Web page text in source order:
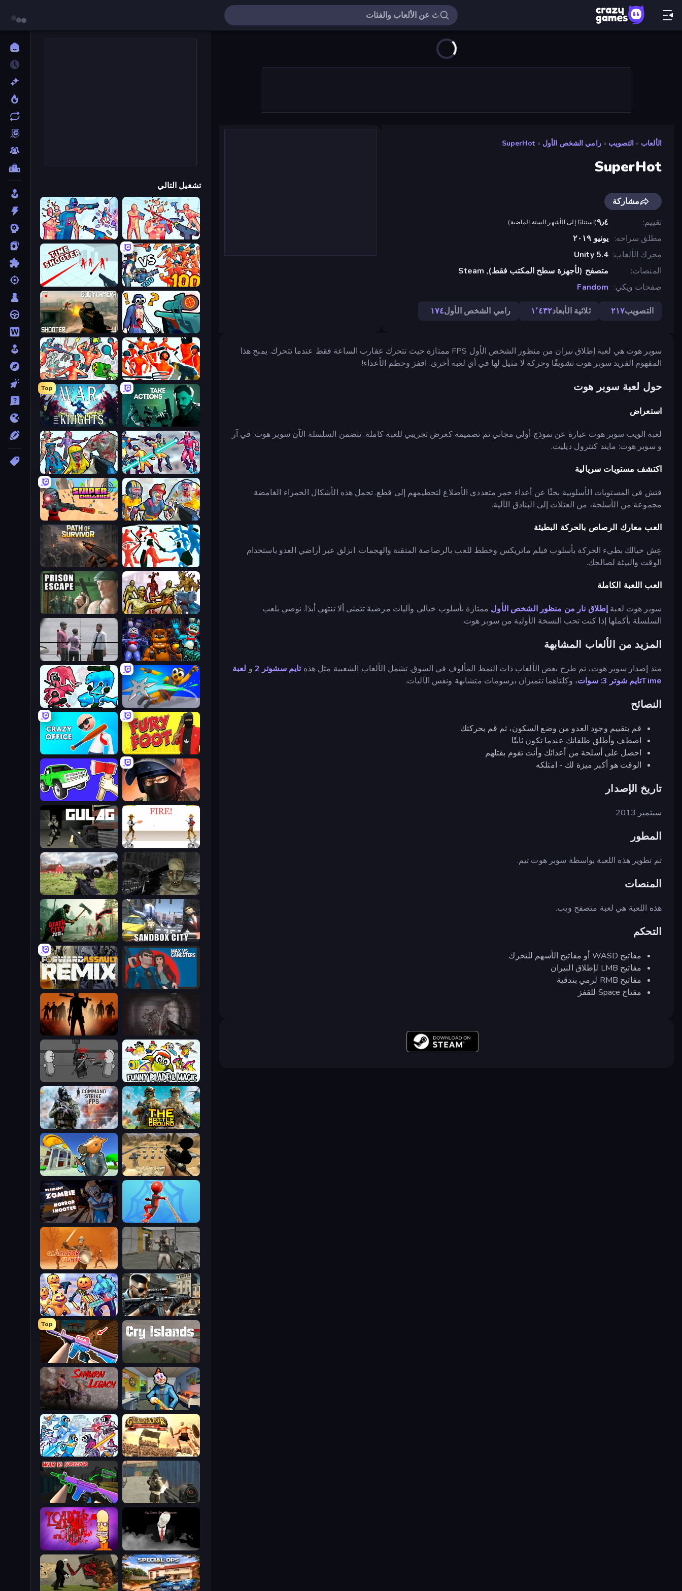
الألعاب » التصويب » رامي الشخص الأول »
SuperHot
SuperHot
مشاركة
تقييم
٩٫٤(استنادًا إلى الأشهر الستة الماضية)
مطلق سراحه
يونيو ٢٠١٩
محرك الألعاب Unity 5.4
المنصات
متصفح (لأجهزة سطح المكتب فقط), Steam
صفحات ويكي
Fandom
التصويب٢١٧ ثلاثية الأبعاد١٬٤٣٢ رامي الشخص الأول١٧٤
سوبر هوت هي لعبة إطلاق نيران من منظور الشخص الأول FPS ممتازة حيث تتحرك عقارب الساعة فقط عندما تتحرك. يمنح هذا
المفهوم الفريد سوبر هوت تشويقًا وحركة لا مثيل لها في أي لعبة أخرى. اقفز وحطم الأعداء!
حول لعبة سوبر هوت
استعراض
لعبة الويب سوبر هوت عبارة عن نموذج أولي مجاني تم تصميمه كعرض تجريبي للعبة كاملة. تتضمن السلسلة الآن سوبر هوت: في آر
و سوبر هوت: مايند كنترول ديليت.
اكتشف مستويات سريالية
فتش في المستويات الأسلوبية بحثًا عن أعداء حمر متعددي الأضلاع لتحطيمهم إلى قطع. تحمل هذه الأشكال الحمراء الغامضة
مجموعة من الأسلحة، من العتلات إلى البنادق الآلية.
العب معارك الرصاص بالحركة البطيئة
عِش خيالك بطيء الحركة بأسلوب فيلم ماتريكس وخطط للعب بالرصاصة المتقنة والهجمات. انزلق عبر أراضي العدو باستخدام
الوقت والبيئة لصالحك.
العب اللعبة الكاملة
سوبر هوت لعبة إطلاق نار من منظور الشخص الأول ممتازة بأسلوب خيالي وآليات مرضية تتمنى ألا تنتهي أبدًا. نوصي بلعب
السلسلة بأكملها إذا كنت تحب النسخة الأولية من سوبر هوت.
المزيد من الألعاب المشابهة
منذ إصدار سوبر هوت، تم طرح بعض الألعاب ذات النمط المألوف في السوق. تشمل الألعاب الشعبية مثل هذه تايم سشوتر 2 و لعبة
Timeتايم شوتر 3: سوات
، وكلتاهما تتميزان برسومات متشابهة ونفس الآليات.
النصائح
قم بتقييم وجود العدو من وضع السكون، ثم قم بحركتك
اصطف وأطلق طلقاتك عندما تكون ثابتًا
احصل على أسلحة من أعدائك وأنت تقوم بقتلهم
الوقت هو أكبر ميزة لك - امتلكه
تاريخ الإصدار
سبتمبر 2013
المطور
تم تطوير هذه اللعبة بواسطة سوبر هوت تيم.
المنصات
هذه اللعبة هي لعبة متصفح ويب.
التحكم
مفاتيح WASD أو مفاتيح الأسهم للتحرك
مفاتيح LMB لإطلاق النيران
مفاتيح RMB لرمي بندقية
مفتاح Space للقفز
تشغيل التالي
Time Shooter 2
Time Shooter 3: SWAT
Horde Killer: You vs 100
Time Shooter
Sniper Shot: Bullet Time
BodyCamera Shooter
Funny Shooter - Destroy All
Funny Shooter 2
Take Actions
Top
War the Knights
Hero 3: Flying Robot
Zombies Shooter
Zombies Shooter: Part 2
Sniper Challenge
Funny Battle Simulator
Path of Survivor
Monster Shooter Apocalypse
Prison Escape
FNaF Shooter
Sniper Assassin - Government Agent
Ninja Swipe Strike
Funny Battle Simulator 2
Fury Foot
Bullet Force
Smash the Car to Pieces!
Gunblood
Gulag
C-Virus Game: Outbreak
Dead Zed
Sandbox City
Death City Zombie Invasion
Max vs Gangsters
Forward Assault Remix
Deads on the Road
Funny Blade & Magic
Madness Project Nexus
The Battleground
Command Strike FPS
Ghost Sniper
Bank Robbery 3
Web Master
Resident Zombies: Horror Shooter
Warfare Area
Gladiator Fights
Sure Shot
Halloween Chainsaw Massacre
Cry Islands
Top
KS Z
Save the Hostages
Samurai Legacy
Gladiator: True Story
Space Wars Battleground
Masked Forces
War V: Survivor
The Dawn of Slenderman
Load Up and Kill